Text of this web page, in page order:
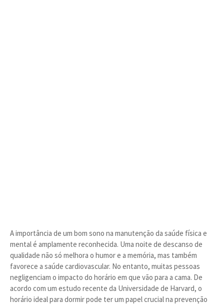
A importância de um bom sono na manutenção da saúde física e
mental é amplamente reconhecida. Uma noite de descanso de
qualidade não só melhora o humor e a memória, mas também
favorece a saúde cardiovascular. No entanto, muitas pessoas
negligenciam o impacto do horário em que vão para a cama. De
acordo com um estudo recente da Universidade de Harvard, o
horário ideal para dormir pode ter um papel crucial na prevenção